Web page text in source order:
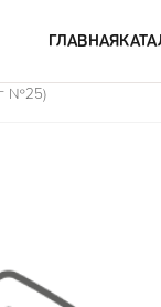
ГЛАВНАЯ
№25)